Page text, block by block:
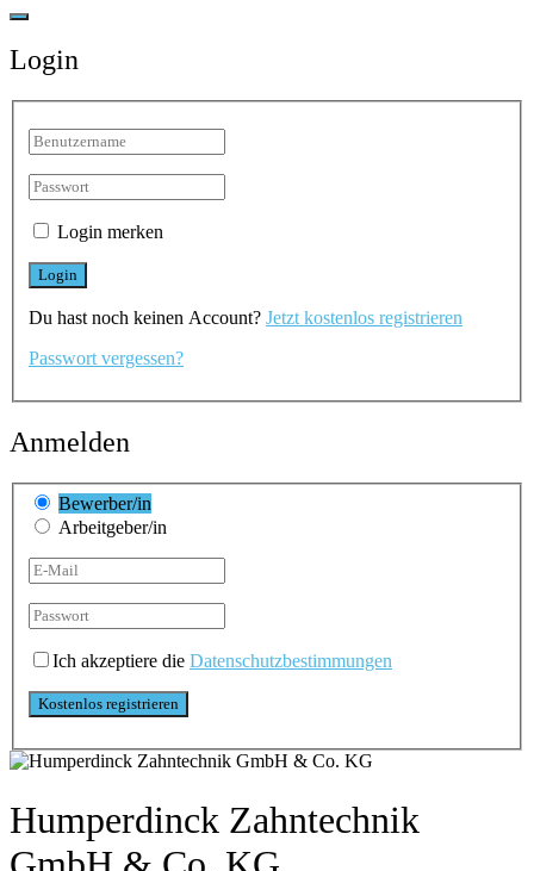
Login
Login merken
Du hast noch keinen Account? Jetzt kostenlos registrieren
Passwort vergessen?
Anmelden
Bewerber/in
Arbeitgeber/in
Ich akzeptiere die Datenschutzbestimmungen
Humperdinck Zahntechnik